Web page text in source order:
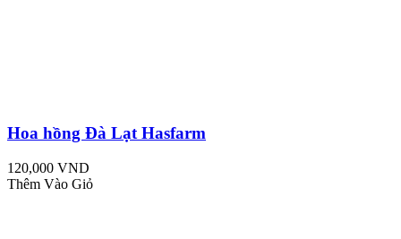
Hoa hồng Đà Lạt Hasfarm
120,000 VND
Thêm Vào Giỏ